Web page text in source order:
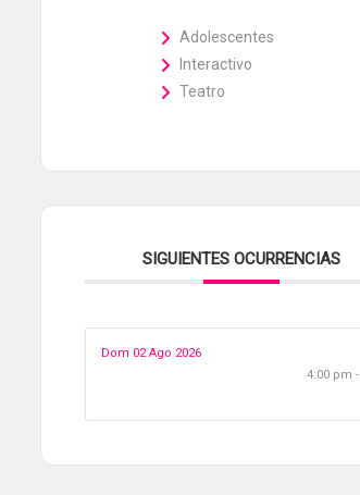
Adolescentes
Interactivo
Teatro
SIGUIENTES OCURRENCIAS
Dom 02 Ago 2026
4:00 pm -